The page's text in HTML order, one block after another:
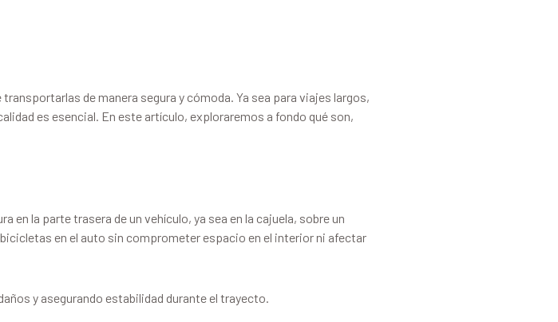
de manera segura y cómoda. Ya sea para viajes largos,
es esencial. En este artículo, exploraremos a fondo qué son,
la parte trasera de un vehículo, ya sea en la cajuela, sobre un
en el auto sin comprometer espacio en el interior ni afectar
y asegurando estabilidad durante el trayecto.